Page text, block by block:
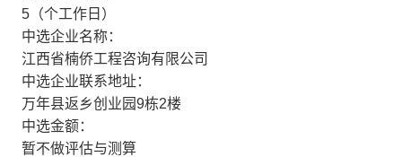
5（个工作日）
中选企业名称：
江西省楠侨工程咨询有限公司
中选企业联系地址：
万年县返乡创业园9栋2楼
中选金额：
暂不做评估与测算